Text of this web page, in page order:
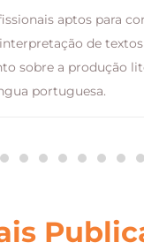
aptos para
de
sobre a produção
portuguesa.